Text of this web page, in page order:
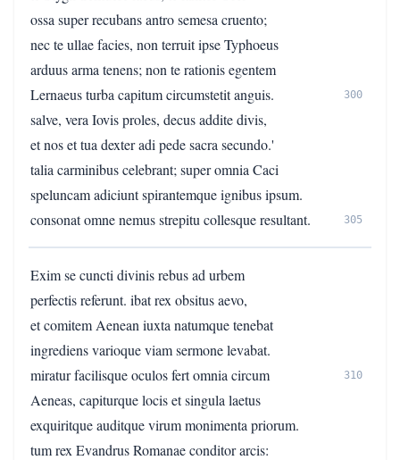
ossa super recubans antro semesa cruento;
nec te ullae facies, non terruit ipse Typhoeus
arduus arma tenens; non te rationis egentem
Lernaeus turba capitum circumstetit anguis.
300
salve, vera Iovis proles, decus addite divis,
et nos et tua dexter adi pede sacra secundo.'
talia carminibus celebrant; super omnia Caci
speluncam adiciunt spirantemque ignibus ipsum.
consonat omne nemus strepitu collesque resultant.
305
Exim se cuncti divinis rebus ad urbem
perfectis referunt. ibat rex obsitus aevo,
et comitem Aenean iuxta natumque tenebat
ingrediens varioque viam sermone levabat.
miratur facilisque oculos fert omnia circum
310
Aeneas, capiturque locis et singula laetus
exquiritque auditque virum monimenta priorum.
tum rex Evandrus Romanae conditor arcis: